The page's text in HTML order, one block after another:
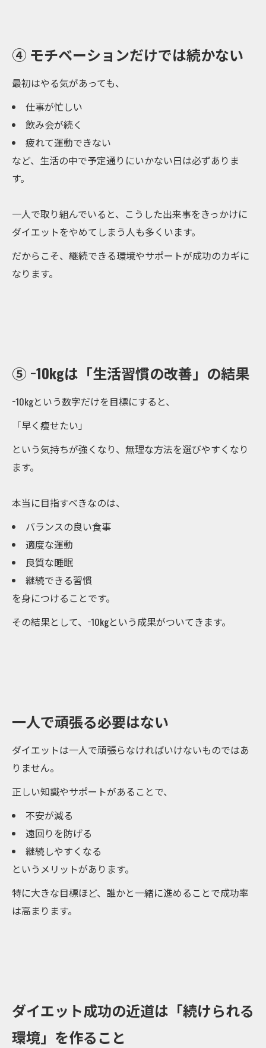
④ モチベーションだけでは続かない
最初はやる気があっても、
仕事が忙しい
飲み会が続く
疲れて運動できない
など、生活の中で予定通りにいかない日は必ずありま
す。
一人で取り組んでいると、こうした出来事をきっかけに
ダイエットをやめてしまう人も多くいます。
だからこそ、継続できる環境やサポートが成功のカギに
なります。
⑤ −10kgは「生活習慣の改善」の結果
−10kgという数字だけを目標にすると、
「早く痩せたい」
という気持ちが強くなり、無理な方法を選びやすくなり
ます。
本当に目指すべきなのは、
バランスの良い食事
適度な運動
良質な睡眠
継続できる習慣
を身につけることです。
その結果として、−10kgという成果がついてきます。
一人で頑張る必要はない
ダイエットは一人で頑張らなければいけないものではあ
りません。
正しい知識やサポートがあることで、
不安が減る
遠回りを防げる
継続しやすくなる
というメリットがあります。
特に大きな目標ほど、誰かと一緒に進めることで成功率
は高まります。
ダイエット成功の近道は「続けられる
環境」を作ること